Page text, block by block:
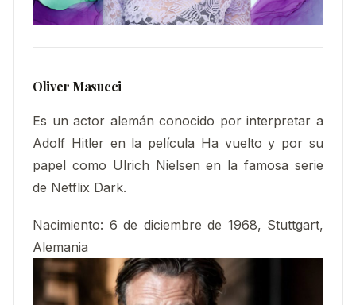
Oliver Masucci
Es un actor alemán conocido por interpretar a
Adolf Hitler en la película Ha vuelto y por su
papel como Ulrich Nielsen en la famosa serie
de Netflix Dark.​
Nacimiento: 6 de diciembre de 1968, Stuttgart,
Alemania